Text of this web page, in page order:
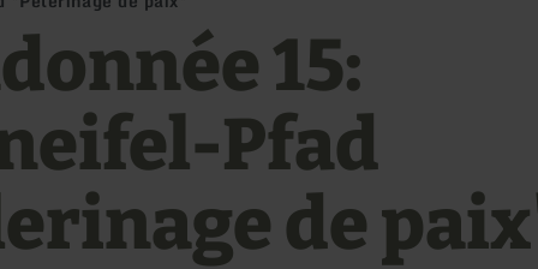
15:
Pfad
de